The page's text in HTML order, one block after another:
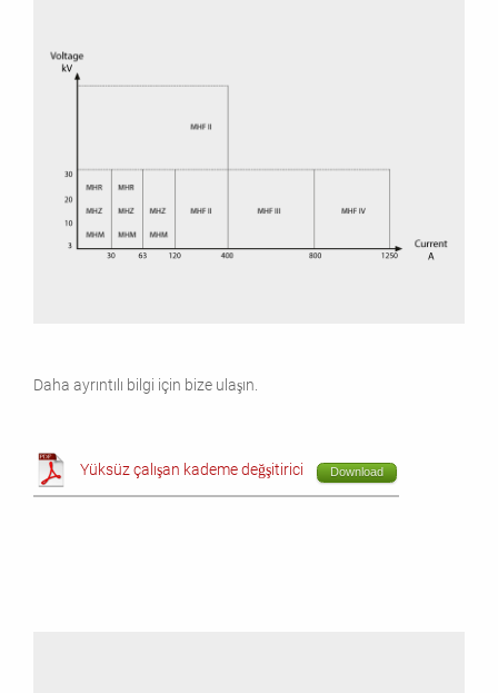
Daha ayrıntılı bilgi için bize ulaşın.
Yüksüz çalışan kademe değşitirici Download